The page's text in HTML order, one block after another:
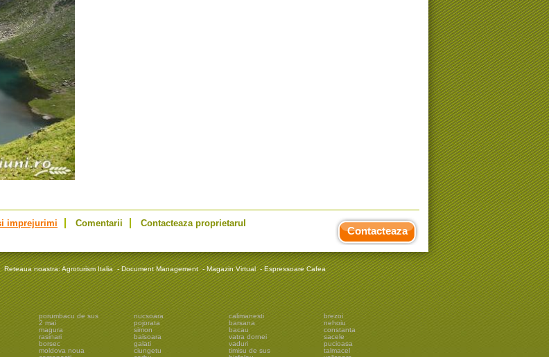
imprejurimi Comentarii Contacteaza proprietarul
Contacteaza
Reteaua noastra:Agroturism Italia -Document Management -Magazin Virtual -Espressoare Cafea
porumbacu de sus
2 mai
magura
rasinari
borsec
moldova noua
nucsoara
pojorata
simon
baisoara
galati
ciungetu
calimanesti
barsana
bacau
vatra dornei
vaduri
timisu de sus
brezoi
nehoiu
constanta
sacele
pucioasa
talmacel